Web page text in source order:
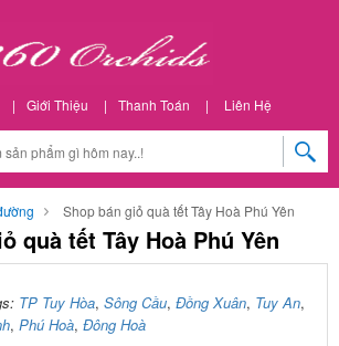
| Giới Thiệu | Thanh Toán | Liên Hệ
Shop bán giỏ quà tết Tây Hoà Phú Yên
quà tết Tây Hoà Phú Yên
TP Tuy Hòa, Sông Cầu, Đồng Xuân, Tuy An,
, Phú Hoà, Đông Hoà